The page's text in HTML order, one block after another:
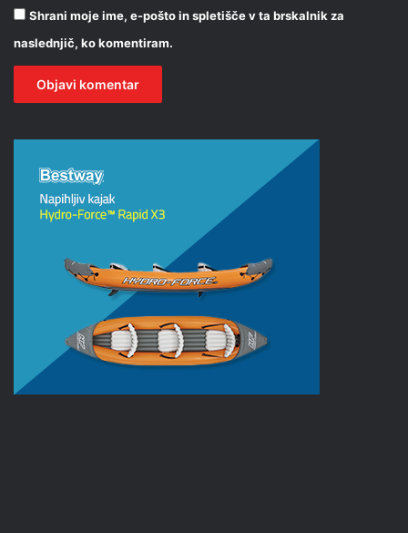
Shrani moje ime, e-pošto in spletišče v ta brskalnik za
naslednjič, ko komentiram.